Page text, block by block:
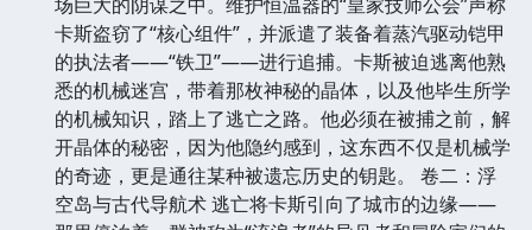
卡斯盗窃了“核心组件”，并派遣了装备着蒸汽驱动铠甲
的执法者——“铁卫”——进行追捕。卡斯被迫逃离他熟
悉的机械迷宫，带着那枚神秘的晶体，以及他毕生所学
的机械知识，踏上了逃亡之路。他必须在被捕之前，解
开晶体的秘密，因为他隐约感到，这东西不仅是机械学
的奇迹，更是通往某种被遗忘历史的钥匙。 卷二：浮
空岛与古代导航术 逃亡将卡斯引向了城市的边缘——